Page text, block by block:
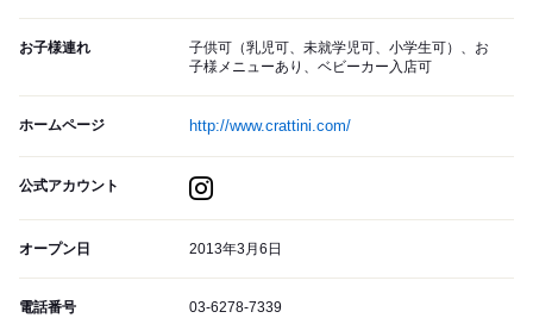
お子様連れ
子供可（乳児可、未就学児可、小学生可）、お
子様メニューあり、ベビーカー入店可
ホームページ http://www.crattini.com/
公式アカウント
オープン日 2013年3月6日
電話番号 03-6278-7339